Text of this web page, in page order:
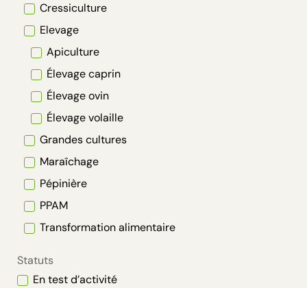
Cressiculture
Elevage
Apiculture
Élevage caprin
Élevage ovin
Élevage volaille
Grandes cultures
Maraîchage
Pépinière
PPAM
Transformation alimentaire
Statuts
En test d’activité